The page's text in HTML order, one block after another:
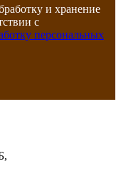
и хранение
с
персональных